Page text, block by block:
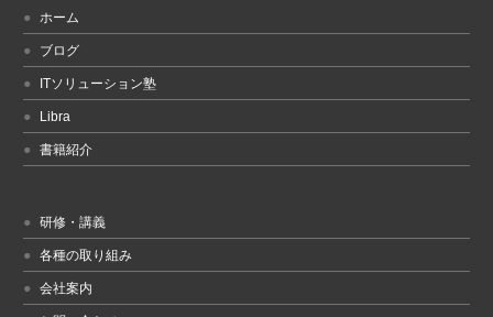
ホーム
ブログ
ITソリューション塾
Libra
書籍紹介
研修・講義
各種の取り組み
会社案内